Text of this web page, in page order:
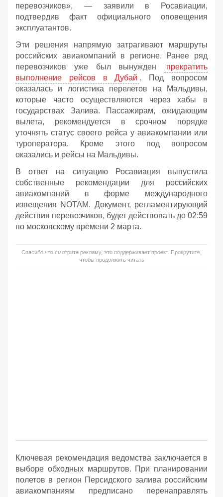
перевозчиков», — заявили в Росавиации,
подтвердив факт официального оповещения
эксплуатантов.
Эти решения напрямую затрагивают маршруты
российских авиакомпаний в регионе. Ранее ряд
перевозчиков уже был вынужден
прекратить
выполнение рейсов в Дубай . Под вопросом
оказалась и логистика перелетов на Мальдивы,
которые часто осуществляются через хабы в
государствах Залива. Пассажирам, ожидающим
вылета, рекомендуется в срочном порядке
уточнять статус своего рейса у авиакомпании или
туроператора. Кроме этого под вопросом
оказались и рейсы на Мальдивы.
В ответ на ситуацию Росавиация выпустила
собственные рекомендации для российских
авиакомпаний в форме международного
извещения NOTAM. Документ, регламентирующий
действия перевозчиков, будет действовать до 02:59
по московскому времени 2 марта.
Спасибо что смотрите рекламу, это поддерживает проект. Прокрутите,
чтобы продолжить читать
Ключевая рекомендация ведомства заключается в
выборе обходных маршрутов. При планировании
полетов в регион Персидского залива российским
авиакомпаниям предписано перенаправлять